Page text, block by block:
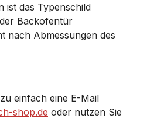
ist das Typenschild
Backofentür
nach Abmessungen des
einfach eine E-Mail
shop.de oder nutzen Sie